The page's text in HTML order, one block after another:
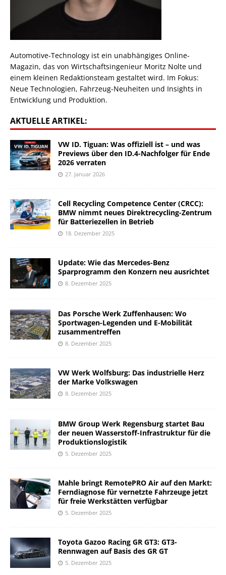
Automotive-Technology ist ein unabhängiges Online-
Magazin, das von Wirtschaftsingenieur Moritz Nolte und
einem kleinen Redaktionsteam gestaltet wird. Im Fokus:
Neue Technologien, Fahrzeug-Neuheiten und Insights in
Entwicklung und Produktion.
AKTUELLE ARTIKEL:
VW ID. Tiguan: Was offiziell ist – und was
Previews über den ID.4-Nachfolger für Ende
2026 verraten
27. Januar 2026
Cell Recycling Competence Center (CRCC):
BMW nimmt neues Direktrecycling-Zentrum
für Batteriezellen in Betrieb
18. Dezember 2025
Update: Wie das Mercedes-Benz
Sparprogramm den Konzern neu ausrichtet
8. Dezember 2025
Das Porsche Werk Zuffenhausen: Wo
Sportwagen-Legenden und E-Mobilität
zusammentreffen
8. Dezember 2025
VW Werk Wolfsburg: Das industrielle Herz
der Marke Volkswagen
8. Dezember 2025
BMW Group Werk Regensburg startet Bau
der neuen Wasserstoff-Infrastruktur für die
Produktionslogistik
5. Dezember 2025
Mahle bringt RemotePRO Air auf den Markt:
Ferndiagnose für vernetzte Fahrzeuge jetzt
für freie Werkstätten verfügbar
5. Dezember 2025
Toyota Gazoo Racing GR GT3: GT3-
Rennwagen auf Basis des GR GT
5. Dezember 2025